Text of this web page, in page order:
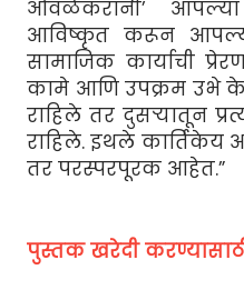
ओवळेकरांनी’
आविष्कृत करून
सामाजिक कार्याची
कामे आणि उपक्रम उभे
राहिले तर दुसर्‍यातून
राहिले. इथले कार्तिकेय
तर परस्परपूरक आहेत.”
पुस्तक खरेदी